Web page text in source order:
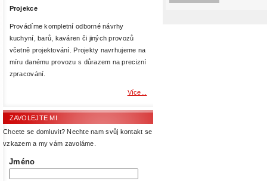
Projekce
Provádíme kompletní odborné návrhy
kuchyní, barů, kaváren či jiných provozů
včetně projektování. Projekty navrhujeme na
míru danému provozu s důrazem na precizní
zpracování.
Více...
ZAVOLEJTE MI
Chcete se domluvit? Nechte nam svůj kontakt se
vzkazem a my vám zavoláme.
Jméno